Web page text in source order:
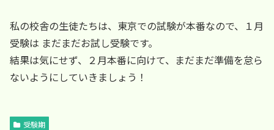
私の校舎の生徒たちは、東京での試験が本番なので、１月
受験は まだまだお試し受験です。
結果は気にせず、２月本番に向けて、まだまだ準備を怠ら
ないようにしていきましょう！
受験期